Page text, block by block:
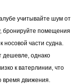
учитывайте шум от
бронируйте помещения
части судна.
дешевле, однако
к ватерлинии, что
время движения.